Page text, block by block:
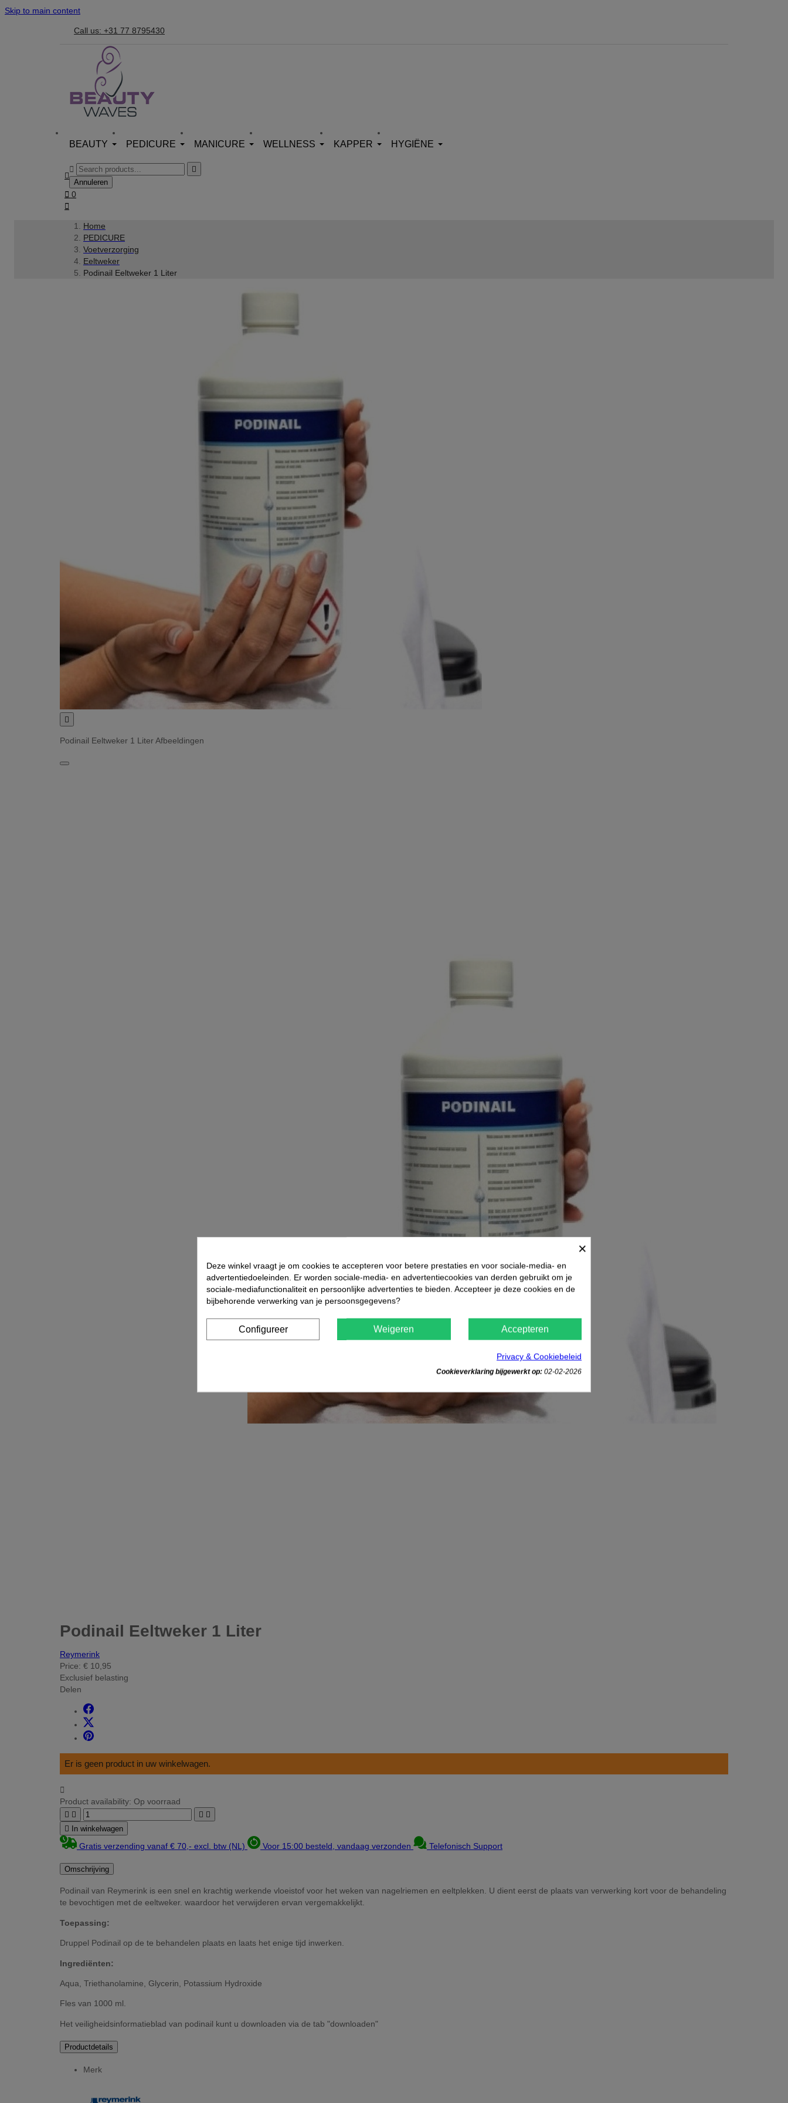
Skip to main content
Call us: +31 77 8795430
BEAUTY PEDICURE MANICURE WELLNESS KAPPER HYGIËNE



Annuleren
 0

Home
PEDICURE
Voetverzorging
Eeltweker
Podinail Eeltweker 1 Liter

Podinail Eeltweker 1 Liter Afbeeldingen
Podinail Eeltweker 1 Liter
Reymerink
Price: € 10,95
Exclusief belasting
Delen
Er is geen product in uw winkelwagen.

Product availability: Op voorraad
   
 In winkelwagen
Gratis verzending vanaf € 70,- excl. btw (NL) Voor 15:00 besteld, vandaag verzonden Telefonisch Support
Omschrijving
Podinail van Reymerink is een snel en krachtig werkende vloeistof voor het weken van nagelriemen en eeltplekken. U dient eerst de plaats van verwerking kort voor de behandeling
te bevochtigen met de eeltweker. waardoor het verwijderen ervan vergemakkelijkt.
Toepassing:
Druppel Podinail op de te behandelen plaats en laats het enige tijd inwerken.
Ingrediënten:
Aqua, Triethanolamine, Glycerin, Potassium Hydroxide
Fles van 1000 ml.
Het veiligheidsinformatieblad van podinail kunt u downloaden via de tab "downloaden"
Productdetails
Merk
×
Deze winkel vraagt je om cookies te accepteren voor betere prestaties en voor sociale-media- en
advertentiedoeleinden. Er worden sociale-media- en advertentiecookies van derden gebruikt om je
sociale-mediafunctionaliteit en persoonlijke advertenties te bieden. Accepteer je deze cookies en de
bijbehorende verwerking van je persoonsgegevens?
Configureer Weigeren Accepteren
Privacy & Cookiebeleid
Cookieverklaring bijgewerkt op: 02-02-2026